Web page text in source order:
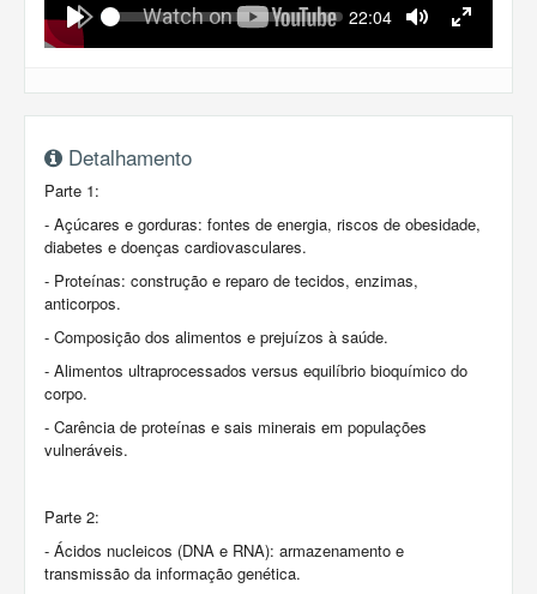
Play
Seek Current
22:04
Mute Fullscreen
Detalhamento
Parte 1:
- Açúcares e gorduras: fontes de energia, riscos de obesidade,
diabetes e doenças cardiovasculares.
- Proteínas: construção e reparo de tecidos, enzimas,
anticorpos.
- Composição dos alimentos e prejuízos à saúde.
- Alimentos ultraprocessados versus equilíbrio bioquímico do
corpo.
- Carência de proteínas e sais minerais em populações
vulneráveis.
Parte 2:
- Ácidos nucleicos (DNA e RNA): armazenamento e
transmissão da informação genética.